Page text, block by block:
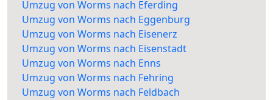
Umzug von Worms nach Eferding
Umzug von Worms nach Eggenburg
Umzug von Worms nach Eisenerz
Umzug von Worms nach Eisenstadt
Umzug von Worms nach Enns
Umzug von Worms nach Fehring
Umzug von Worms nach Feldbach